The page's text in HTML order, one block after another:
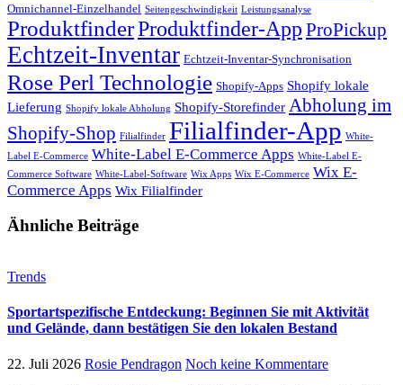
Omnichannel-Einzelhandel Seitengeschwindigkeit Leistungsanalyse
ProduktfinderProduktfinder-App ProPickup
Echtzeit-Inventar Echtzeit-Inventar-Synchronisation
Rose Perl Technologie Shopify-Apps Shopify lokale
Lieferung Shopify lokale Abholung Shopify-Storefinder Abholung im
Shopify-Shop Filialfinder Filialfinder-App White-
Label E-Commerce White-Label E-Commerce Apps White-Label E-
Commerce Software White-Label-Software Wix Apps Wix E-Commerce Wix E-
Commerce Apps Wix Filialfinder
Ähnliche Beiträge
Trends
Sportartspezifische Entdeckung: Beginnen Sie mit Aktivität
und Gelände, dann bestätigen Sie den lokalen Bestand
22. Juli 2026 Rosie Pendragon Noch keine Kommentare